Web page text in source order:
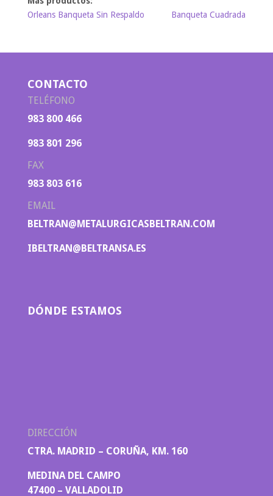
Orleans Banqueta Sin Respaldo Banqueta Cuadrada
CONTACTO
TELÉFONO
983 800 466
983 801 296
FAX
983 803 616
EMAIL
BELTRAN@METALURGICASBELTRAN.COM
IBELTRAN@BELTRANSA.ES
DÓNDE ESTAMOS
DIRECCIÓN
CTRA. MADRID – CORUÑA, KM. 160
MEDINA DEL CAMPO
47400 – VALLADOLID